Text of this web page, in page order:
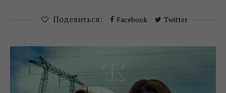
Поделиться: Facebook Twitter